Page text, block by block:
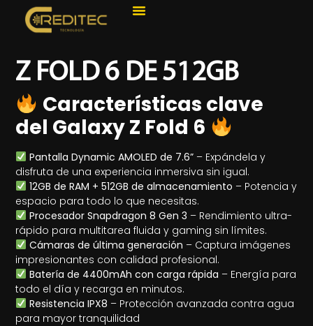
Z FOLD 6 DE 512GB
Características clave
del Galaxy Z Fold 6
Pantalla Dynamic AMOLED de 7.6” – Expándela y
disfruta de una experiencia inmersiva sin igual.
12GB de RAM + 512GB de almacenamiento – Potencia y
espacio para todo lo que necesitas.
Procesador Snapdragon 8 Gen 3 – Rendimiento ultra-
rápido para multitarea fluida y gaming sin límites.
Cámaras de última generación – Captura imágenes
impresionantes con calidad profesional.
Batería de 4400mAh con carga rápida – Energía para
todo el día y recarga en minutos.
Resistencia IPX8 – Protección avanzada contra agua
para mayor tranquilidad